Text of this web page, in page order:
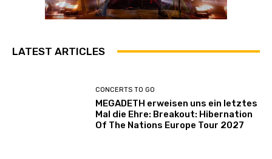
LATEST ARTICLES
CONCERTS TO GO
MEGADETH erweisen uns ein letztes
Mal die Ehre: Breakout: Hibernation
Of The Nations Europe Tour 2027